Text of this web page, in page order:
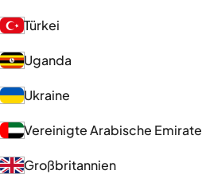
Türkei
Uganda
Ukraine
Vereinigte Arabische Emirate
Großbritannien